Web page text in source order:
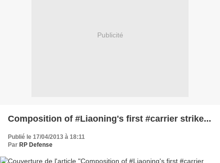
Publicité
Composition of #Liaoning's first #carrier strike...
Publié le 17/04/2013 à 18:11
Par RP Defense